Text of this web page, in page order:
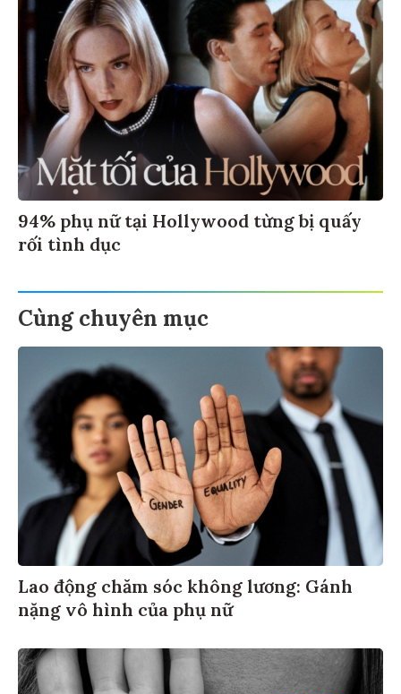
94% phụ nữ tại Hollywood từng bị quấy
rối tình dục
Cùng chuyên mục
Lao động chăm sóc không lương: Gánh
nặng vô hình của phụ nữ